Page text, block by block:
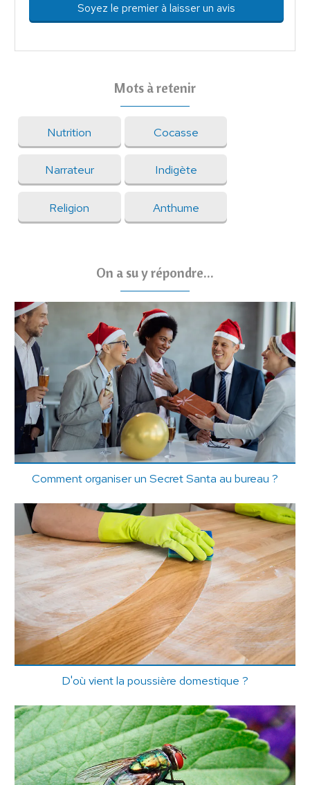
Soyez le premier à laisser un avis
Mots à retenir
Nutrition Cocasse
Narrateur Indigète
Religion Anthume
On a su y répondre...
Comment organiser un Secret Santa au bureau ?
D'où vient la poussière domestique ?